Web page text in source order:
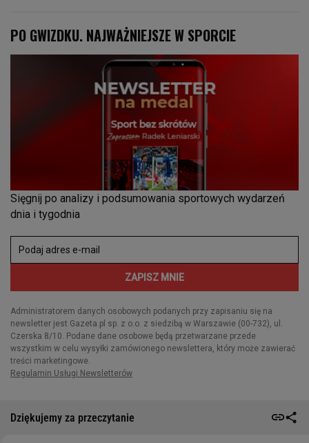
Dziękujemy za przeczytanie